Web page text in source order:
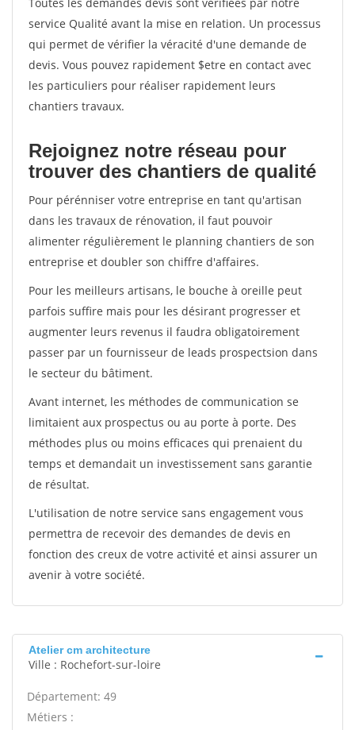
service Qualité avant la mise en relation. Un processus
qui permet de vérifier la véracité d'une demande de
devis. Vous pouvez rapidement $etre en contact avec
les particuliers pour réaliser rapidement leurs
chantiers travaux.
Rejoignez notre réseau pour
trouver des chantiers de qualité
Pour pérénniser votre entreprise en tant qu'artisan
dans les travaux de rénovation, il faut pouvoir
alimenter régulièrement le planning chantiers de son
entreprise et doubler son chiffre d'affaires.
Pour les meilleurs artisans, le bouche à oreille peut
parfois suffire mais pour les désirant progresser et
augmenter leurs revenus il faudra obligatoirement
passer par un fournisseur de leads prospectsion dans
le secteur du bâtiment.
Avant internet, les méthodes de communication se
limitaient aux prospectus ou au porte à porte. Des
méthodes plus ou moins efficaces qui prenaient du
temps et demandait un investissement sans garantie
de résultat.
L'utilisation de notre service sans engagement vous
permettra de recevoir des demandes de devis en
fonction des creux de votre activité et ainsi assurer un
avenir à votre société.
Atelier cm architecture
Ville : Rochefort-sur-loire
Département: 49
Métiers :